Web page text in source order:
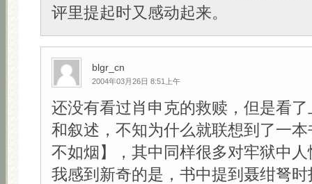
评里提起时又感动起来。
blgr_cn
2004年03月26日 8:51上午
还没有看过肖申克的救赎，但是看
和叙述，不知为什么就联想到了一
不如烟】，其中同样很多对牢狱中
我感到新奇的是，书中提到聂绀弩